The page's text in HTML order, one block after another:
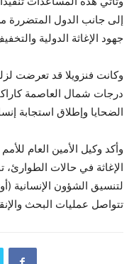
إلى جانب الدول المتضررة
جهود الإغاثة الدولية
درجات شمال العاصمة
الضحايا وإطلاق استجابة
وأكد وكيل الأمين العام
الإغاثة في حالات
لتنسيق الشؤون الإنسانية
تتواصل عمليات البحث